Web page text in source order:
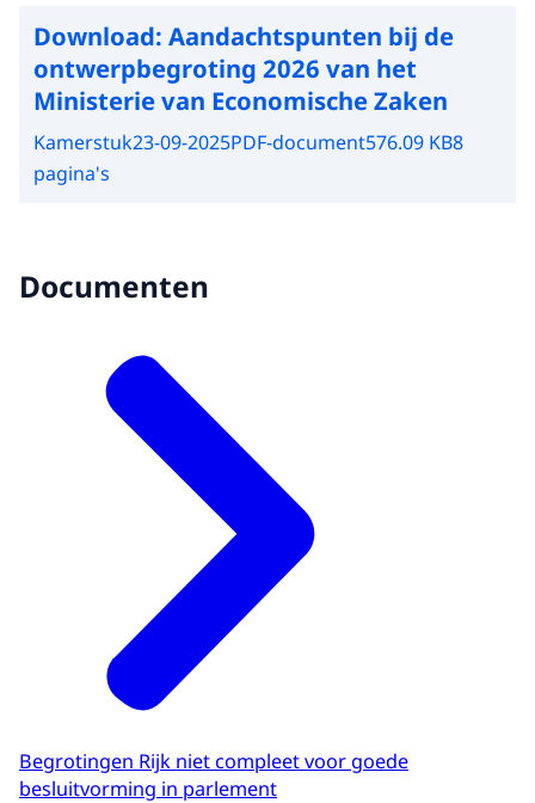
Download: Aandachtspunten bij de
ontwerpbegroting 2026 van het
Ministerie van Economische Zaken
Kamerstuk23-09-2025PDF-document576.09 KB8
pagina's
Documenten
Begrotingen Rijk niet compleet voor goede
besluitvorming in parlement